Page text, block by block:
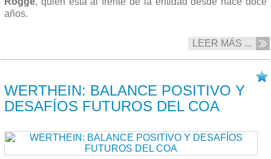
años.
LEER MÁS ...
WERTHEIN: BALANCE POSITIVO Y
DESAFÍOS FUTUROS DEL COA